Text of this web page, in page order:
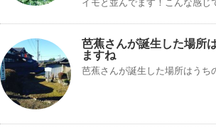
イモと並んでます！こんな感じ
芭蕉さんが誕生した場所
ますね
芭蕉さんが誕生した場所はうち